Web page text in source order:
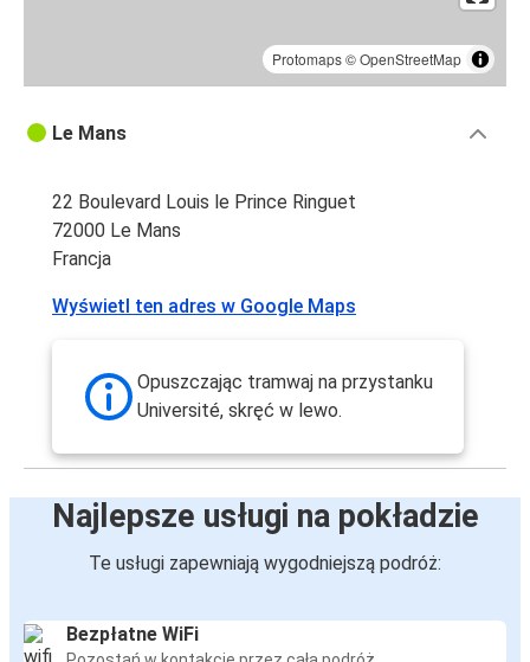
Protomaps©OpenStreetMap
Le Mans
22 Boulevard Louis le Prince Ringuet
72000 Le Mans
Francja
Wyświetl ten adres w Google Maps
Opuszczając tramwaj na przystanku
Université, skręć w lewo.
Najlepsze usługi na pokładzie
Te usługi zapewniają wygodniejszą podróż:
Bezpłatne WiFi